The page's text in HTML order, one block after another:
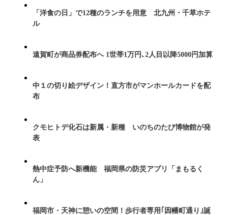
「洋食の日」で12種のランチを用意 北九州・千草ホテ
ル
遠賀町が商品券配布へ 1世帯1万円､2人目以降5000円加算
中１の切り絵デザイン！直方市がマンホールカードを配
布
クモヒトデ化石は新属・新種 いのちのたび博物館が発
表
熱中症予防へ新機能 福岡県の防災アプリ「まもるく
ん」
福岡市・天神に憩いの空間！歩行者専用｢因幡町通り｣誕